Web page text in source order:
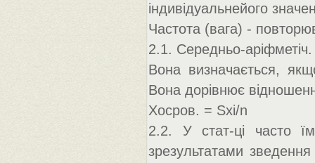
індивідуальнейого
Частота (вага) -
2.1. Середньо-
Вона визначається,
Вона дорівнює
Хосров. = Sxi/n
2.2. У стат-ці часто
зрезультатами